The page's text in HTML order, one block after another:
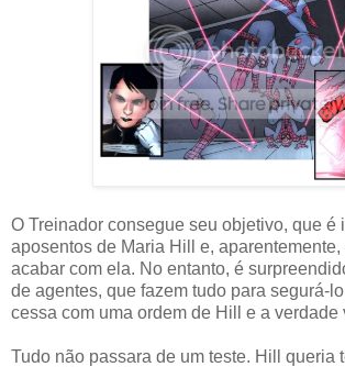
O Treinador consegue seu objetivo, que é
aposentos de Maria Hill e,
acabar com ela. No entanto, é
de agentes, que fazem tudo para segurá-
cessa com uma ordem de Hill e a verdade
Tudo não passara de um teste. Hill queria